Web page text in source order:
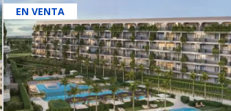
EN VENTA